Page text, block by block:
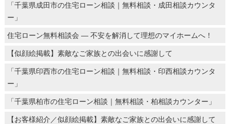
「千葉県成田市の住宅ローン相談｜無料相談・成田相談カウンタ
ー」
住宅ローン無料相談会 ― 不安を解消して理想のマイホームへ！
【似顔絵掲載】素敵なご家族との出会いに感謝して
「千葉県印西市の住宅ローン相談｜無料相談・印西相談カウンタ
ー」
「千葉県柏市の住宅ローン相談｜無料相談・柏相談カウンター」
【お客様紹介／似顔絵掲載】素敵なご家族との出会いに感謝して